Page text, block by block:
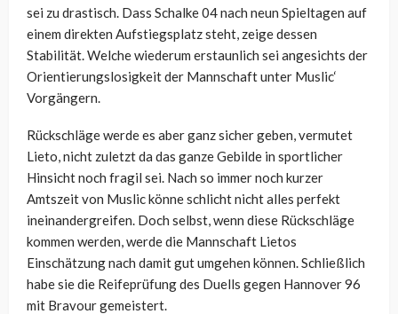
sei zu drastisch. Dass Schalke 04 nach neun Spieltagen auf
einem direkten Aufstiegsplatz steht, zeige dessen
Stabilität. Welche wiederum erstaunlich sei angesichts der
Orientierungslosigkeit der Mannschaft unter Muslic‘
Vorgängern.
Rückschläge werde es aber ganz sicher geben, vermutet
Lieto, nicht zuletzt da das ganze Gebilde in sportlicher
Hinsicht noch fragil sei. Nach so immer noch kurzer
Amtszeit von Muslic könne schlicht nicht alles perfekt
ineinandergreifen. Doch selbst, wenn diese Rückschläge
kommen werden, werde die Mannschaft Lietos
Einschätzung nach damit gut umgehen können. Schließlich
habe sie die Reifeprüfung des Duells gegen Hannover 96
mit Bravour gemeistert.